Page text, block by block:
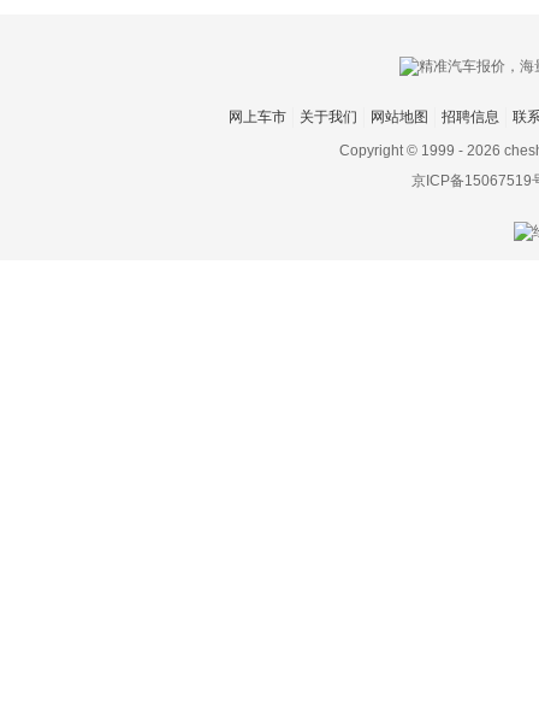
网上车市 关于我们 网站地图 招聘信息
联
Copyright © 1999 - 2026
京ICP备15067519